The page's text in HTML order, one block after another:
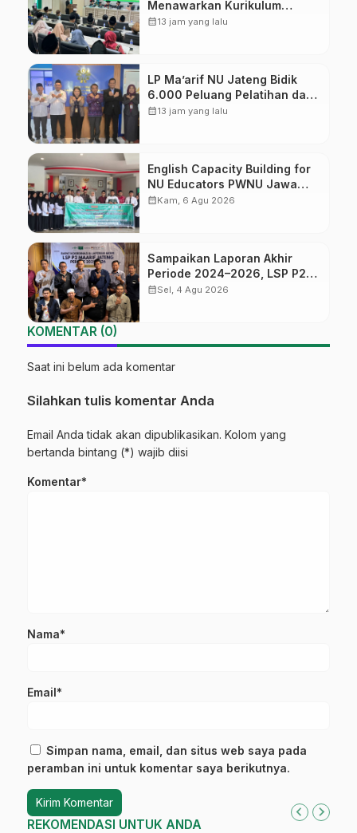
Menawarkan Kurikulum
Diversifikasi, Harapan Baru
calendar_month13 jam yang lalu
LP Ma’arif NU Jateng Bidik
6.000 Peluang Pelatihan dan
Sertifikasi bagi Lulusan SMK
calendar_month13 jam yang lalu
English Capacity Building for
NU Educators PWNU Jawa
Tengah Batch#4; Membuka
calendar_monthKam, 6 Agu 2026
Sampaikan Laporan Akhir
Periode 2024–2026, LSP P2
Ma’arif NU Jateng Mantapkan
calendar_monthSel, 4 Agu 2026
KOMENTAR (0)
Saat ini belum ada komentar
Silahkan tulis komentar Anda
Email Anda tidak akan dipublikasikan. Kolom yang
bertanda bintang (*) wajib diisi
Komentar*
Nama*
Email*
Simpan nama, email, dan situs web saya pada
peramban ini untuk komentar saya berikutnya.
REKOMENDASI UNTUK ANDA